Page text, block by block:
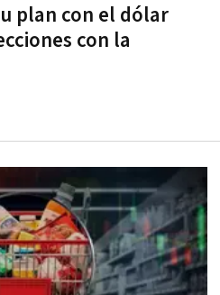
plan con el dólar
con la